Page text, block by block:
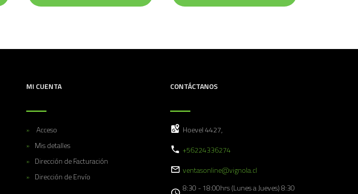
MI CUENTA
Acceso
Mis detalles
Dirección de Facturación
Dirección de Envío
CONTÁCTANOS
Hoevel 4427,
+56224336274
ventasonline@vignola.cl
8:30 - 18:00hrs (Lunes a Jueves) 8:30